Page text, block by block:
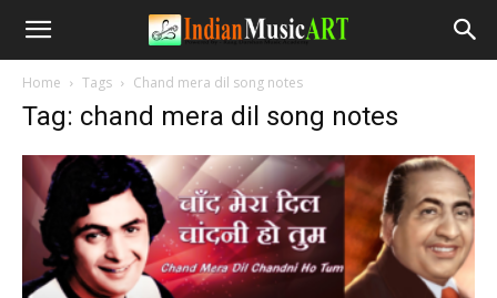
Home Tags Chand mera dil song notes
Tag: chand mera dil song notes